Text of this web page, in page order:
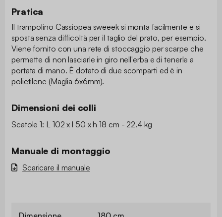
Pratica
Il trampolino Cassiopea sweeek si monta facilmente e si
sposta senza difficoltà per il taglio del prato, per esempio.
Viene fornito con una rete di stoccaggio per scarpe che
permette di non lasciarle in giro nell'erba e di tenerle a
portata di mano. È dotato di due scomparti ed è in
polietilene (Maglia 6x6mm).
Dimensioni dei colli
Scatole 1: L 102 x l 50 x h 18 cm - 22.4 kg
Manuale di montaggio
Scaricare il manuale